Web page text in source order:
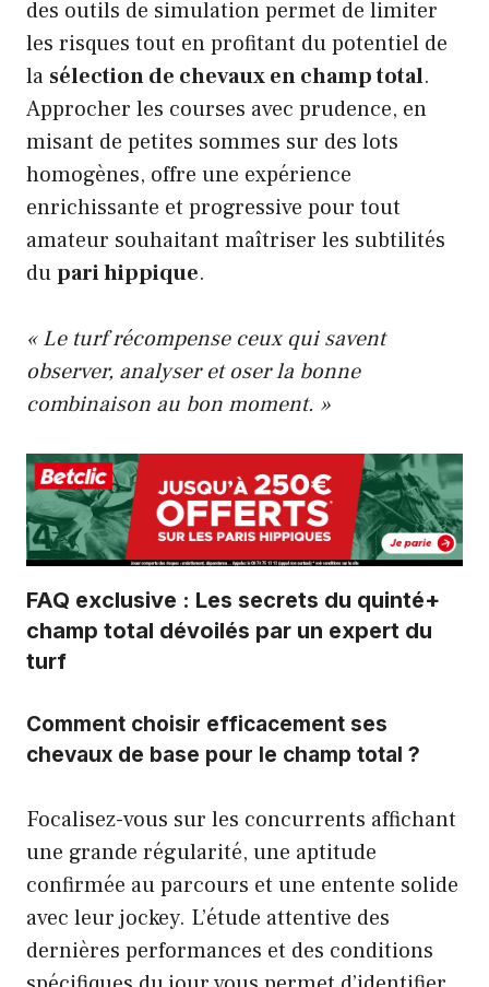
des outils de simulation permet de limiter
les risques tout en profitant du potentiel de
la sélection de chevaux en champ total.
Approcher les courses avec prudence, en
misant de petites sommes sur des lots
homogènes, offre une expérience
enrichissante et progressive pour tout
amateur souhaitant maîtriser les subtilités
dupari hippique.
« Le turf récompense ceux qui savent
observer, analyser et oser la bonne
combinaison au bon moment. »
FAQ exclusive : Les secrets du quinté+
champ total dévoilés par un expert du
turf
Comment choisir efficacement ses
chevaux de base pour le champ total ?
Focalisez-vous sur les concurrents affichant
une grande régularité, une aptitude
confirmée au parcours et une entente solide
avec leur jockey. L’étude attentive des
dernières performances et des conditions